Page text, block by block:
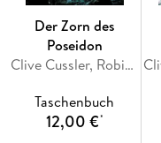
Der Zorn des
Poseidon
Clive Cussler, Robin Burcell
Taschenbuch
12,00 €*